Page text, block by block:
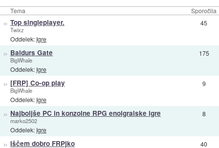
Tema Sporočila
» Top singleplayer.
Twixz
Oddelek: Igre
45
» Baldurs Gate
BigWhale
Oddelek: Igre
175
» [FRP] Co-op play
BigWhale
Oddelek: Igre
9
» Najboljše PC in konzolne RPG enoigralske igre
marko2502
Oddelek: Igre
8
» Iščem dobro FRPjko 40